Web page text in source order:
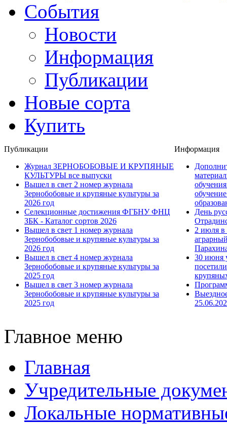
События
Новости
Информация
Публикации
Новые сорта
Купить
Публикации
Журнал ЗЕРНОБОБОВЫЕ И КРУПЯНЫЕ
КУЛЬТУРЫ все выпуски
Вышел в свет 2 номер журнала
Зернобобовые и крупяные культуры за
2026 год
Селекционные достижения ФГБНУ ФНЦ
ЗБК - Каталог сортов 2026
Вышел в свет 1 номер журнала
Зернобобовые и крупяные культуры за
2026 год
Вышел в свет 4 номер журнала
Зернобобовые и крупяные культуры за
2025 год
Вышел в свет 3 номер журнала
Зернобобовые и крупяные культуры за
2025 год
Информация
День
2 июля
30 июня
Главное меню
Главная
Учредительные
Локальные